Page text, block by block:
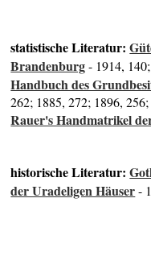
statistische Literatur:
Brandenburg- 1914,
Handbuch des
262; 1885, 272; 1896,
Rauer's Handmatrikel
historische Literatur:
der Uradeligen Häuser-